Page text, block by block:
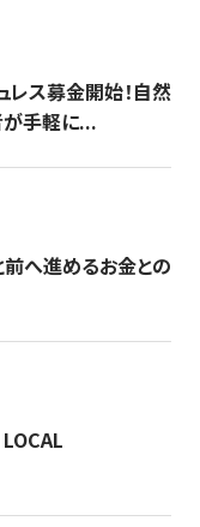
ス募金開始！自然
手軽に...
前へ進めるお金との